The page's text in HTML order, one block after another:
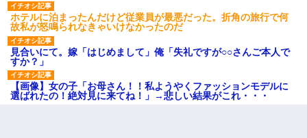
ホテルに泊まったんだけど従業員が最悪だった。折角の旅行で何
故私が怒鳴られなきゃいけなかったのだ
見合いにて。嫁「はじめまして」俺「失礼ですが○○さんご本人で
すか？」
【画像】女の子「お母さん！！私ようやくファッションモデルに
選ばれたの！絶対見に来てね！」→悲しい結果がこれ・・・